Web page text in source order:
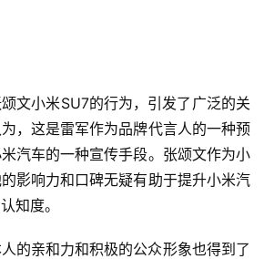
文小米SU7的行为，引发了广泛的关
，这是雷军作为品牌代言人的一种预
汽车的一种宣传手段。张颂文作为小
影响力和口碑无疑有助于提升小米汽
知度。
的亲和力和积极的公众形象也得到了